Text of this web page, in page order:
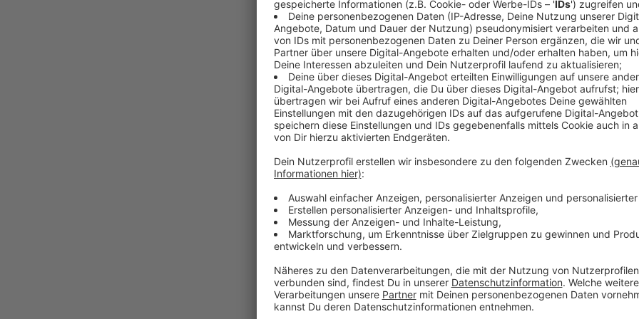
Comedy
Elvis Eifel - Der Podcast:
Planung"
Anzeige
Anzeige
Vorstellen brauchen wir ihn euch nicht. Seit 2003
seine Späße am Telefon mit seinen Hörerinnen und
müssen am Ende mit lachen - wenn auch nicht
bekommen könnt, ist Elvis nun unter die Podcaster
die Uhr zur Verfügung. Hier bekommt Ihr außerdem